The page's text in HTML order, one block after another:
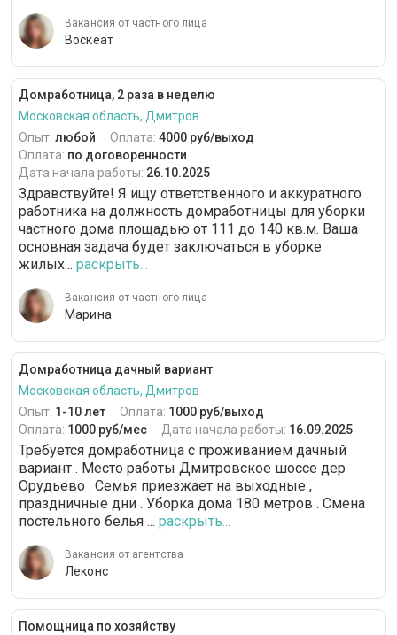
Вакансия от частного лица
Воскеат
Домработница, 2 раза в неделю
Московская область, Дмитров
Опыт: любой Оплата: 4000 руб/выход
Оплата: по договоренности
Дата начала работы: 26.10.2025
Здравствуйте! Я ищу ответственного и аккуратного
работника на должность домработницы для уборки
частного дома площадью от 111 до 140 кв.м. Ваша
основная задача будет заключаться в уборке
жилых... раскрыть...
Вакансия от частного лица
Марина
Домработница дачный вариант
Московская область, Дмитров
Опыт: 1-10 лет Оплата: 1000 руб/выход
Оплата: 1000 руб/мес Дата начала работы: 16.09.2025
Требуется домработница с проживанием дачный
вариант . Место работы Дмитровское шоссе дер
Орудьево . Семья приезжает на выходные ,
праздничные дни . Уборка дома 180 метров . Смена
постельного белья ... раскрыть...
Вакансия от агентства
Леконс
Помощница по хозяйству